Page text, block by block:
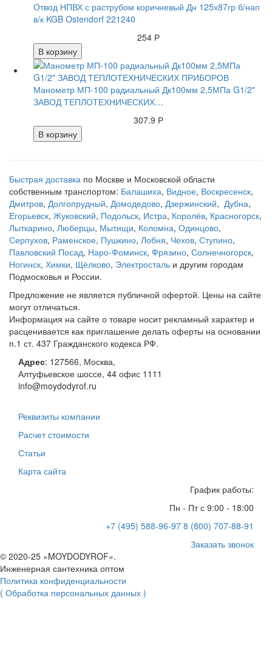
Отвод НПВХ с раструбом коричневый Дн 125х87гр б/нап
в/к KGB Ostendorf 221240
254 Р
В корзину
Манометр МП-100 радиальный Дк100мм 2,5МПа G1/2"
ЗАВОД ТЕПЛОТЕХНИЧЕСКИХ…
307.9 Р
В корзину
Быстрая доставка по Москве и Московской области
собственным транспортом: Балашиха, Видное, Воскресенск,
Дмитров, Долгопрудный, Домодедово, Дзержинский, Дубна,
Егорьевск, Жуковский, Подольск, Истра, Королёв, Красногорск,
Лыткарино, Люберцы, Мытищи, Коломна, Одинцово,
Серпухов, Раменское, Пушкино, Лобня, Чехов, Ступино,
Павловский Посад, Наро-Фоминск, Фрязино, Солнечногорск,
Ногинск, Химки, Щёлково, Электросталь и другим городам
Подмосковья и России.
Предложение не является публичной офертой. Цены на сайте
могут отличаться.
Информация на сайте о товаре носит рекламный характер и
расценивается как приглашение делать оферты на основании
п.1 ст. 437 Гражданского кодекса РФ.
Адрес: 127566, Москва,
Алтуфьевское шоссе, 44 офис 1111
info@moydodyrof.ru
Реквизиты компании
Расчет стоимости
Статьи
Карта сайта
График работы:
Пн - Пт с 9:00 - 18:00
+7 (495) 588-96-97 8 (800) 707-88-91
Заказать звонок
© 2020-25 «MOYDODYROF».
Инженерная сантехника оптом
Политика конфиденциальности
( Обработка персональных данных )